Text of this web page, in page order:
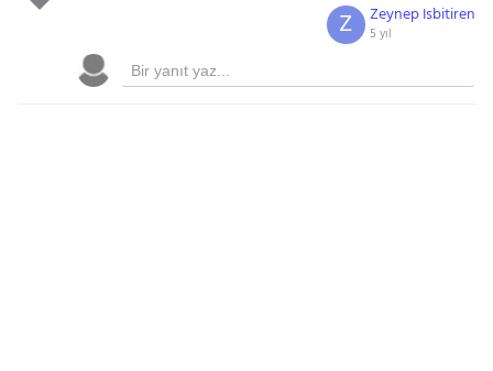
Zeynep Isbitiren
5 yıl
Z